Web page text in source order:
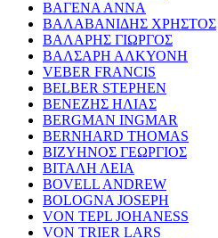
ΒΑΓΕΝΑ ΑΝΝΑ
ΒΑΛΑΒΑΝΙΔΗΣ ΧΡΗΣΤΟΣ
ΒΑΛΑΡΗΣ ΓΙΩΡΓΟΣ
ΒΑΛΣΑΡΗ ΑΛΚΥΟΝΗ
VEBER FRANCIS
BELBER STEPHEN
ΒΕΝΕΖΗΣ ΗΛΙΑΣ
BERGMAN INGMAR
BERNHARD THOMAS
ΒΙΖΥΗΝΟΣ ΓΕΩΡΓΙΟΣ
ΒΙΤΑΛΗ ΛΕΙΑ
BOVELL ANDREW
BOLOGNA JOSEPH
VON TEPL JOHANESS
VON TRIER LARS